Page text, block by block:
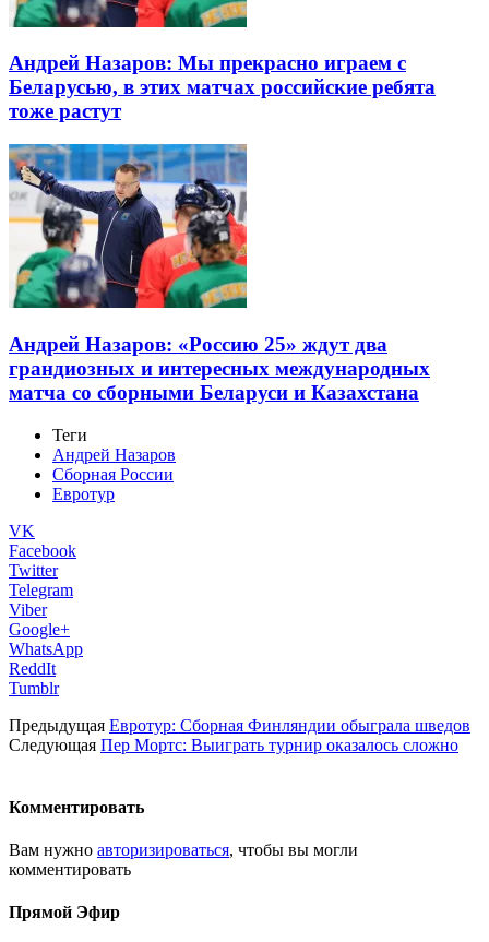
Андрей Назаров: Мы прекрасно играем с
Беларусью, в этих матчах российские ребята
тоже растут
Андрей Назаров: «Россию 25» ждут два
грандиозных и интересных международных
матча со сборными Беларуси и Казахстана
Теги
Андрей Назаров
Сборная России
Евротур
VK
Facebook
Twitter
Telegram
Viber
Google+
WhatsApp
ReddIt
Tumblr
Предыдущая Евротур: Сборная Финляндии обыграла шведов
Следующая Пер Мортс: Выиграть турнир оказалось сложно
Комментировать
Вам нужно авторизироваться, чтобы вы могли
комментировать
Прямой Эфир